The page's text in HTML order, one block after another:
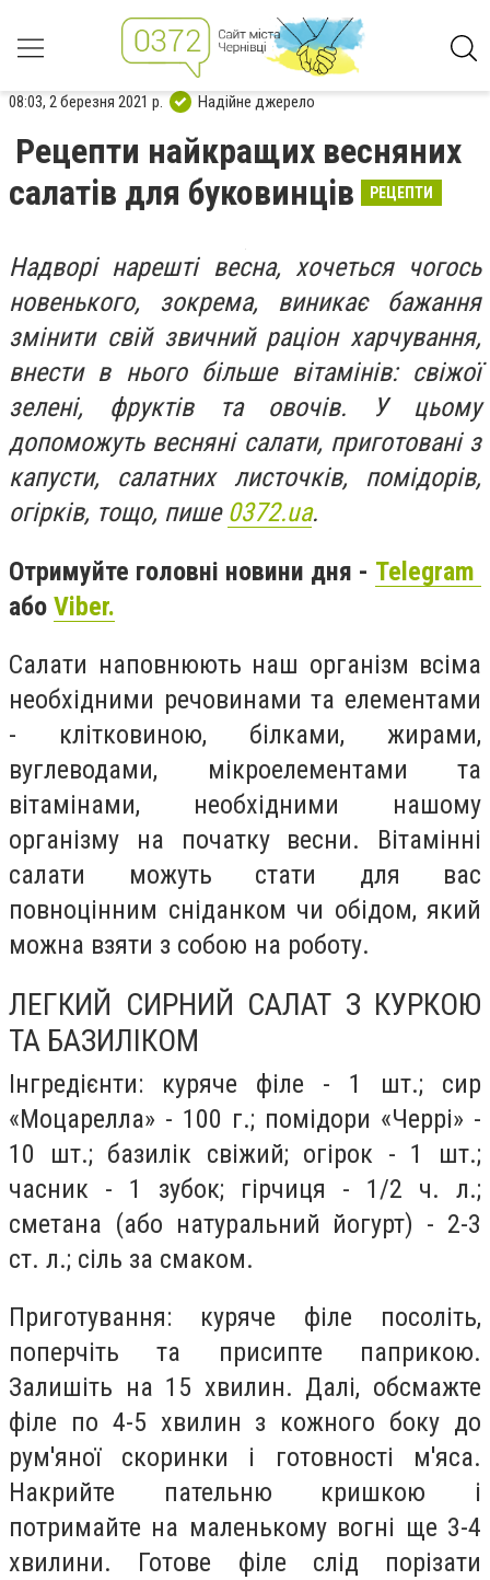
08:03, 2 березня 2021 р. Надійне джерело
Рецепти найкращих весняних
салатів для буковинців
РЕЦЕПТИ
Надворі нарешті весна, хочеться чогось
новенького, зокрема, виникає бажання
змінити свій звичний раціон харчування,
внести в нього більше вітамінів: свіжої
зелені, фруктів та овочів. У цьому
допоможуть весняні салати, приготовані з
капусти, салатних листочків, помідорів,
огірків, тощо, пише 0372.ua.
Отримуйте головні новини дня - Telegram
або Viber.
Салати наповнюють наш організм всіма
необхідними речовинами та елементами
- клітковиною, білками, жирами,
вуглеводами, мікроелементами та
вітамінами, необхідними нашому
організму на початку весни. Вітамінні
салати можуть стати для вас
повноцінним сніданком чи обідом, який
можна взяти з собою на роботу.
ЛЕГКИЙ СИРНИЙ САЛАТ З КУРКОЮ
ТА БАЗИЛІКОМ
Інгредієнти: куряче філе - 1 шт.; сир
«Моцарелла» - 100 г.; помідори «Черрі» -
10 шт.; базилік свіжий; огірок - 1 шт.;
часник - 1 зубок; гірчиця - 1/2 ч. л.;
сметана (або натуральний йогурт) - 2-3
ст. л.; сіль за смаком.
Приготування: куряче філе посоліть,
поперчіть та присипте паприкою.
Залишіть на 15 хвилин. Далі, обсмажте
філе по 4-5 хвилин з кожного боку до
рум'яної скоринки і готовності м'яса.
Накрийте пательню кришкою і
потримайте на маленькому вогні ще 3-4
хвилини. Готове філе слід порізати